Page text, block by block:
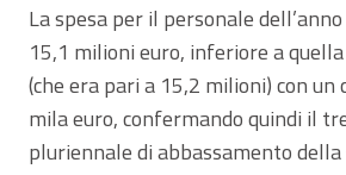
La spesa per il personale
15,1 milioni euro, inferiore a
(che era pari a 15,2 milioni) con un
mila euro, confermando quindi il
pluriennale di abbassamento della